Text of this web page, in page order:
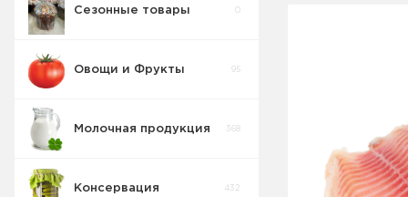
Сезонные товары
Овощи и Фрукты 95
Молочная продукция 368
Консервация 432